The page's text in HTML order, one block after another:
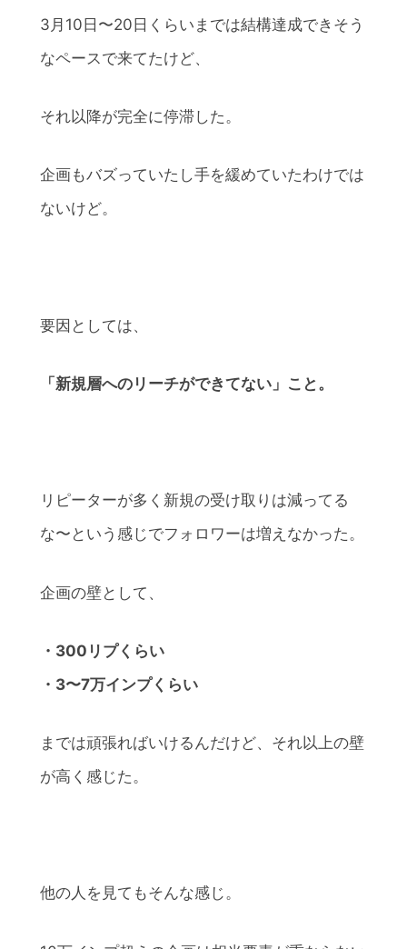
3月10日〜20日くらいまでは結構達成できそう
なペースで来てたけど、
それ以降が完全に停滞した。
企画もバズっていたし手を緩めていたわけでは
ないけど。
要因としては、
「新規層へのリーチができてない」こと。
リピーターが多く新規の受け取りは減ってる
な〜という感じでフォロワーは増えなかった。
企画の壁として、
・300リプくらい
・3〜7万インプくらい
までは頑張ればいけるんだけど、それ以上の壁
が高く感じた。
他の人を見てもそんな感じ。